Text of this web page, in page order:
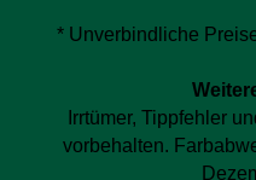
* Unverbindliche
Irrtümer, Tippfehler
vorbehalten.